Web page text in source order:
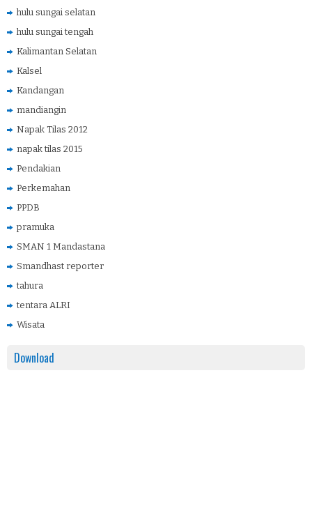
hulu sungai selatan
hulu sungai tengah
Kalimantan Selatan
Kalsel
Kandangan
mandiangin
Napak Tilas 2012
napak tilas 2015
Pendakian
Perkemahan
PPDB
pramuka
SMAN 1 Mandastana
Smandhast reporter
tahura
tentara ALRI
Wisata
Download